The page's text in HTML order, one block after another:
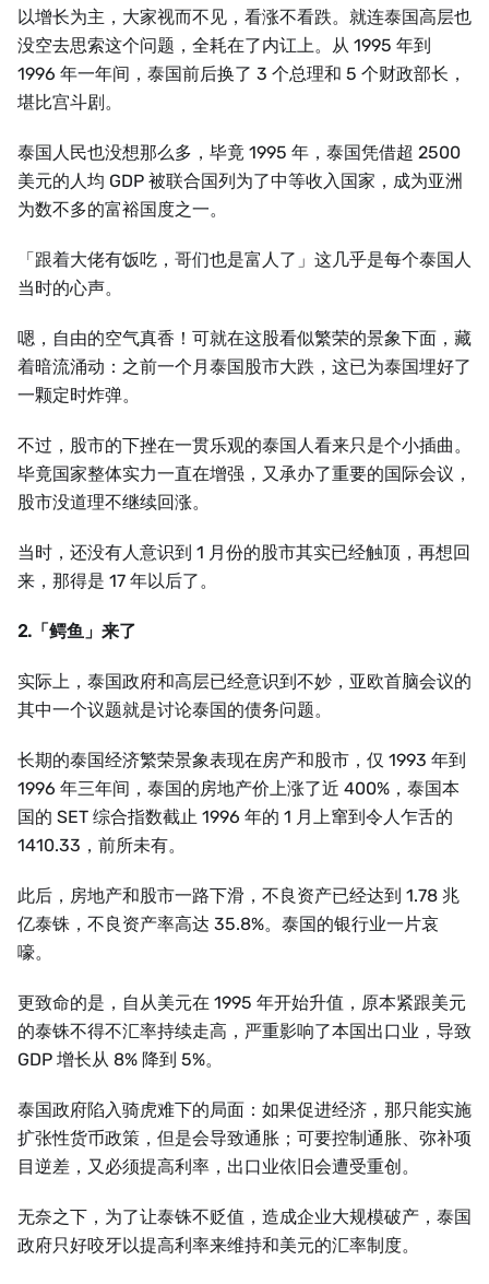
以增长为主，大家视而不见，看涨不看跌。就连泰国高层也
没空去思索这个问题，全耗在了内讧上。从 1995 年到
1996 年一年间，泰国前后换了 3 个总理和 5 个财政部长，
堪比宫斗剧。
泰国人民也没想那么多，毕竟 1995 年，泰国凭借超 2500
美元的人均 GDP 被联合国列为了中等收入国家，成为亚洲
为数不多的富裕国度之一。
「跟着大佬有饭吃，哥们也是富人了」这几乎是每个泰国人
当时的心声。
嗯，自由的空气真香！可就在这股看似繁荣的景象下面，藏
着暗流涌动：之前一个月泰国股市大跌，这已为泰国埋好了
一颗定时炸弹。
不过，股市的下挫在一贯乐观的泰国人看来只是个小插曲。
毕竟国家整体实力一直在增强，又承办了重要的国际会议，
股市没道理不继续回涨。
当时，还没有人意识到 1 月份的股市其实已经触顶，再想回
来，那得是 17 年以后了。
2.「鳄鱼」来了
实际上，泰国政府和高层已经意识到不妙，亚欧首脑会议的
其中一个议题就是讨论泰国的债务问题。
长期的泰国经济繁荣景象表现在房产和股市，仅 1993 年到
1996 年三年间，泰国的房地产价上涨了近 400%，泰国本
国的 SET 综合指数截止 1996 年的 1 月上窜到令人乍舌的
1410.33，前所未有。
此后，房地产和股市一路下滑，不良资产已经达到 1.78 兆
亿泰铢，不良资产率高达 35.8%。泰国的银行业一片哀
嚎。
更致命的是，自从美元在 1995 年开始升值，原本紧跟美元
的泰铢不得不汇率持续走高，严重影响了本国出口业，导致
GDP 增长从 8% 降到 5%。
泰国政府陷入骑虎难下的局面：如果促进经济，那只能实施
扩张性货币政策，但是会导致通胀；可要控制通胀、弥补项
目逆差，又必须提高利率，出口业依旧会遭受重创。
无奈之下，为了让泰铢不贬值，造成企业大规模破产，泰国
政府只好咬牙以提高利率来维持和美元的汇率制度。